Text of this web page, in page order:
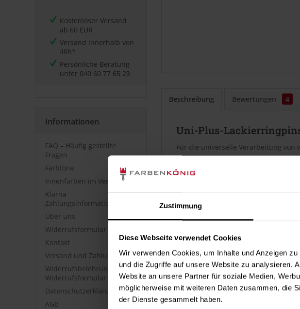
Zustimmung
Diese Webseite verwendet Cookies
Wir verwenden Cookies, um Inhalte und Anzeigen
und die Zugriffe auf unsere Website zu analysieren.
Website an unsere Partner für soziale Medien,
möglicherweise mit weiteren Daten zusammen, die
der Dienste gesammelt haben.
Kostenloser Versand
ab 60 EUR
Versand innerhalb von
48h*
Persönliche Beratung
unter 040 60 77 65 23
Informationen
FAQ – Häufig gestellte
Fragen
Farbtöne
Innenfarben im Vergleich
Klarna
Zahlungsinformationen
Über uns
Widerrufsformular
Kontakt
Versand und Zahlung
Widerrufsbelehrung &
Widerrufsformular
Datenschutzerklärung
AGB
Beschreibung Bewertungen 4
Uni-Plus-
Für die universelle Verarbeitung von
Artikelbeschreibung
Spezielle Borstenmischung aus
Verarbeitung von wasser- und
extra voll, auf Schluss gearbeitet
metallfreie, hochwertige
roher Holzstiel
Angaben zur